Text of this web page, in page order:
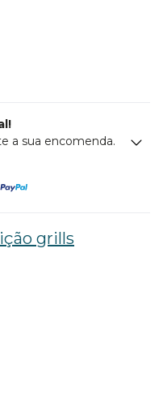
a sua encomenda.
grills